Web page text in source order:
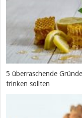
5 überraschende
trinken sollten